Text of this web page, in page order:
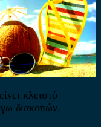
κλειστό
διακοπών.